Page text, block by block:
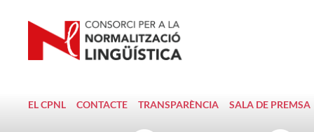
EL CPNL CONTACTE TRANSPARÈNCIA SALA DE PREMSA